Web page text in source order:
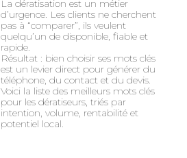
La dératisation est un métier
d’urgence. Les clients ne cherchent
pas à “comparer”, ils veulent
quelqu’un de disponible, fiable et
rapide.
Résultat : bien choisir ses mots clés
est un levier direct pour générer du
téléphone, du contact et du devis.
Voici la liste des meilleurs mots clés
pour les dératiseurs, triés par
intention, volume, rentabilité et
potentiel local.